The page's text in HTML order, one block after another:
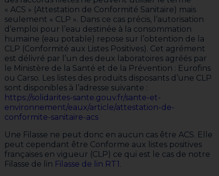
« ACS » (Attestation de Conformité Sanitaire) mais
seulement « CLP ». Dans ce cas précis, l’autorisation
d’emploi pour l’eau destinée à la consommation
humaine (eau potable) repose sur l’obtention de la
CLP (Conformité aux Listes Positives). Cet agrément
est délivré par l’un des deux laboratoires agréés par
le Ministère de la Santé et de la Prévention : Eurofins
ou Carso. Les listes des produits disposants d’une CLP
sont disponibles à l’adresse suivante :
https://solidarites-sante.gouv.fr/sante-et-
environnement/eaux/article/attestation-de-
conformite-sanitaire-acs
Une Filasse ne peut donc en aucun cas être ACS. Elle
peut cependant être Conforme aux listes positives
françaises en vigueur (CLP) ce qui est le cas de notre
Filasse de lin Filasse de lin RT1.